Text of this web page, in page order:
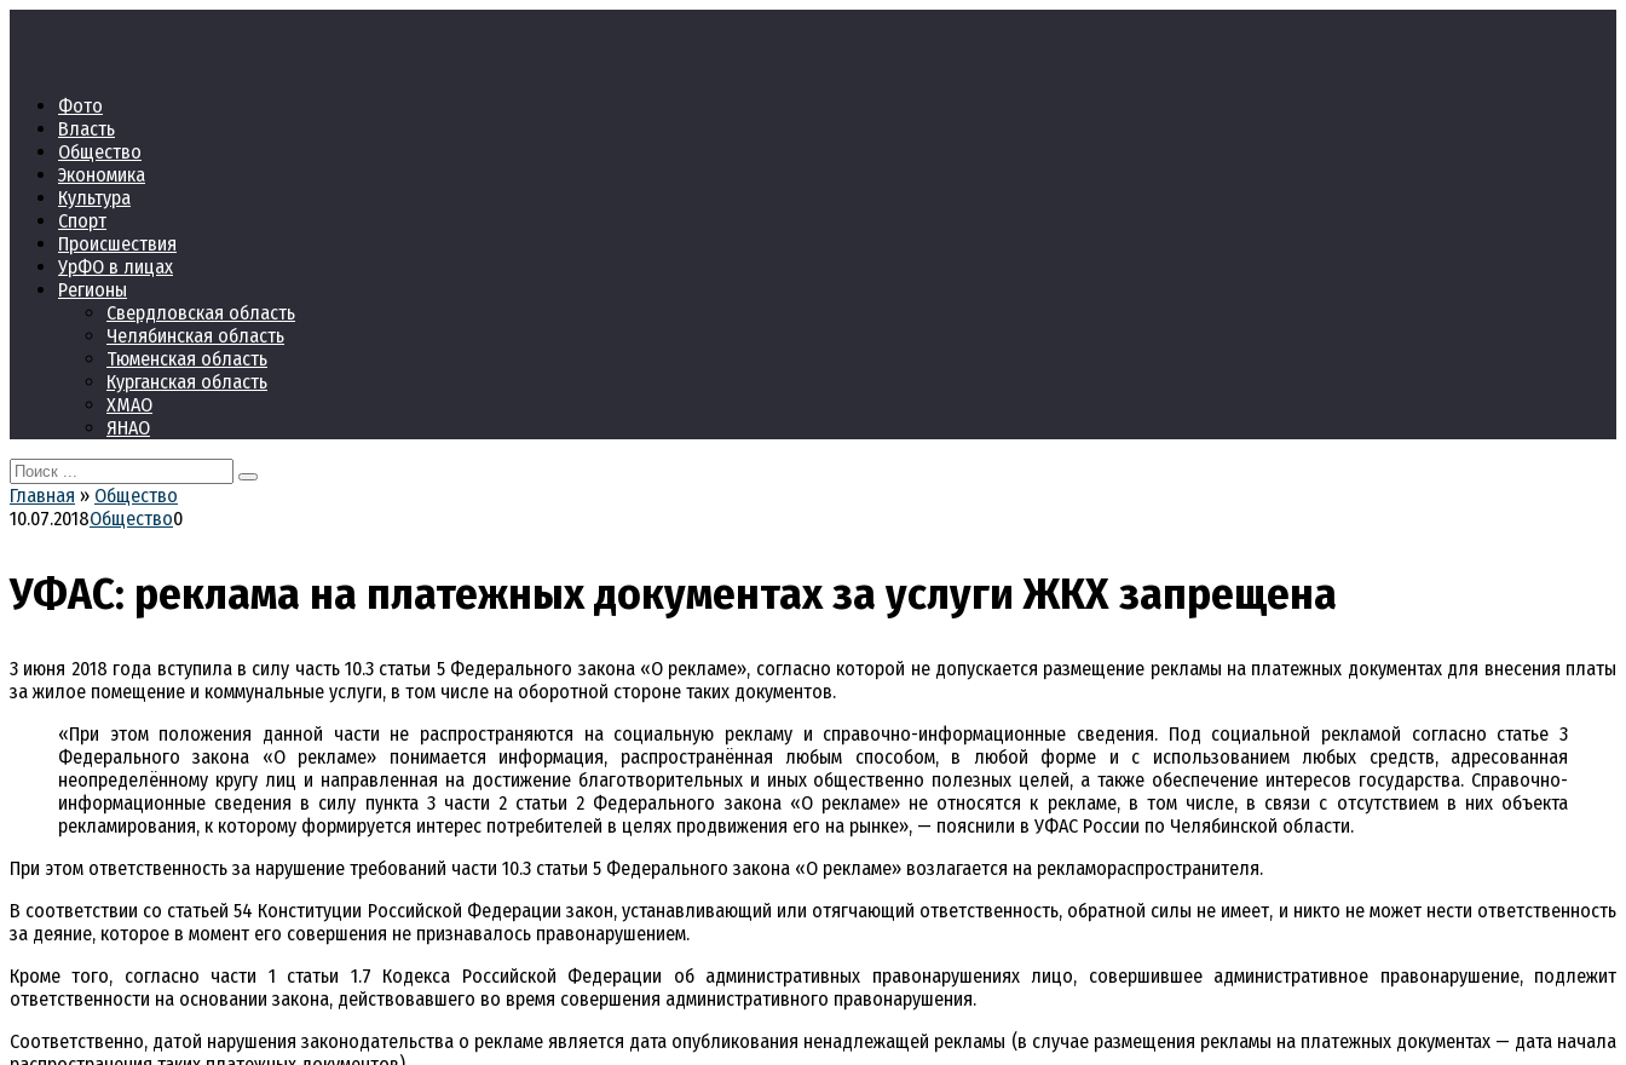
Фото
Власть
Общество
Экономика
Культура
Спорт
Происшествия
УрФО в лицах
Регионы
Свердловская область
Челябинская область
Тюменская область
Курганская область
ХМАО
ЯНАО
Search
for:
Главная » Общество
10.07.2018Общество0
УФАС: реклама на платежных документах за услуги ЖКХ запрещена
3 июня 2018 года вступила в силу часть 10.3 статьи 5 Федерального закона «О рекламе», согласно которой не допускается размещение рекламы на платежных документах для внесения платы
за жилое помещение и коммунальные услуги, в том числе на оборотной стороне таких документов.
«При этом положения данной части не распространяются на социальную рекламу и справочно-информационные сведения. Под социальной рекламой согласно статье 3
Федерального закона «О рекламе» понимается информация, распространённая любым способом, в любой форме и с использованием любых средств, адресованная
неопределённому кругу лиц и направленная на достижение благотворительных и иных общественно полезных целей, а также обеспечение интересов государства. Справочно-
информационные сведения в силу пункта 3 части 2 статьи 2 Федерального закона «О рекламе» не относятся к рекламе, в том числе, в связи с отсутствием в них объекта
рекламирования, к которому формируется интерес потребителей в целях продвижения его на рынке», — пояснили в УФАС России по Челябинской области.
При этом ответственность за нарушение требований части 10.3 статьи 5 Федерального закона «О рекламе» возлагается на рекламораспространителя.
В соответствии со статьей 54 Конституции Российской Федерации закон, устанавливающий или отягчающий ответственность, обратной силы не имеет, и никто не может нести ответственность
за деяние, которое в момент его совершения не признавалось правонарушением.
Кроме того, согласно части 1 статьи 1.7 Кодекса Российской Федерации об административных правонарушениях лицо, совершившее административное правонарушение, подлежит
ответственности на основании закона, действовавшего во время совершения административного правонарушения.
Соответственно, датой нарушения законодательства о рекламе является дата опубликования ненадлежащей рекламы (в случае размещения рекламы на платежных документах — дата начала